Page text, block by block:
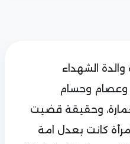
الشهداء
وعصام وحسام
وحقيقة قضيت
كانت بعدل امة